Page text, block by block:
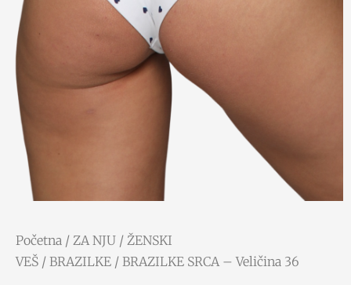
Početna / ZA NJU / ŽENSKI
VEŠ / BRAZILKE / BRAZILKE SRCA – Veličina 36